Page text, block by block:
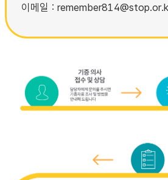
이메일 :